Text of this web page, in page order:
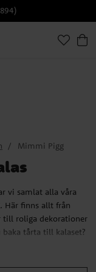
Mimmi Pigg
vi samlat alla våra
Här finns allt från
till roliga dekorationer
tårta till kalaset?
titt på våra fina